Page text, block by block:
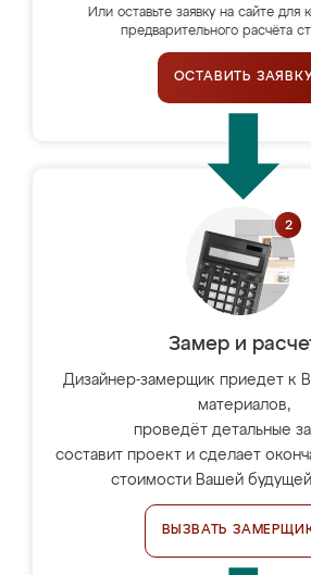
Или оставьте заявку на сайте для
предварительного расчёта
ОСТАВИТЬ ЗАЯВКУ
Замер и
Дизайнер-замерщик приедет к
материалов,
проведёт детальные
составит проект и сделает
стоимости Вашей
ВЫЗВАТЬ